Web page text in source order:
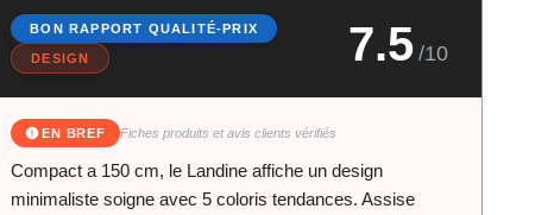
BON RAPPORT QUALITÉ-PRIX
DESIGN 7.5 /10
EN BREF Fiches produits et avis clients vérifiés
Compact a 150 cm, le Landine affiche un design
minimaliste soigne avec 5 coloris tendances. Assise